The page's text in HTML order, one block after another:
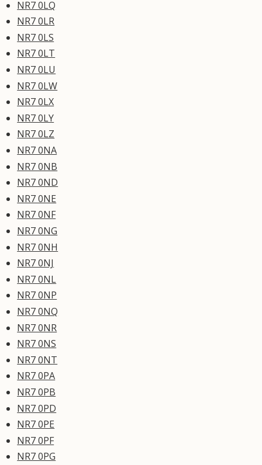
NR7 0LQ
NR7 0LR
NR7 0LS
NR7 0LT
NR7 0LU
NR7 0LW
NR7 0LX
NR7 0LY
NR7 0LZ
NR7 0NA
NR7 0NB
NR7 0ND
NR7 0NE
NR7 0NF
NR7 0NG
NR7 0NH
NR7 0NJ
NR7 0NL
NR7 0NP
NR7 0NQ
NR7 0NR
NR7 0NS
NR7 0NT
NR7 0PA
NR7 0PB
NR7 0PD
NR7 0PE
NR7 0PF
NR7 0PG